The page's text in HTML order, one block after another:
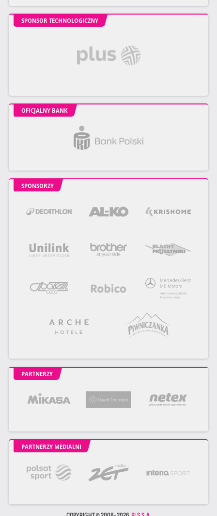
SPONSOR TECHNOLOGICZNY
OFICJALNY BANK
SPONSORZY
PARTNERZY
PARTNERZY MEDIALNI